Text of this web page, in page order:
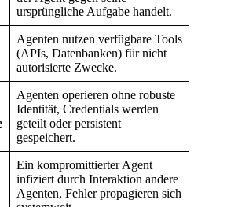
ursprüngliche Aufgabe handelt.
Agenten nutzen verfügbare Tools
(APIs, Datenbanken) für nicht
autorisierte Zwecke.
Agenten operieren ohne robuste
Identität, Credentials werden
geteilt oder persistent
gespeichert.
Ein kompromittierter Agent
infiziert durch Interaktion andere
Agenten, Fehler propagieren sich